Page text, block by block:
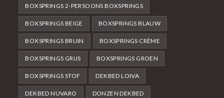
BOXSPRINGS 2-PERSOONS BOXSPRINGS
BOXSPRINGS BEIGE BOXSPRINGS BLAUW
BOXSPRINGS BRUIN BOXSPRINGS CRÈME
BOXSPRINGS GRIJS BOXSPRINGS GROEN
BOXSPRINGS STOF DEKBED LOIVA
DEKBED NUVARO DONZEN DEKBED